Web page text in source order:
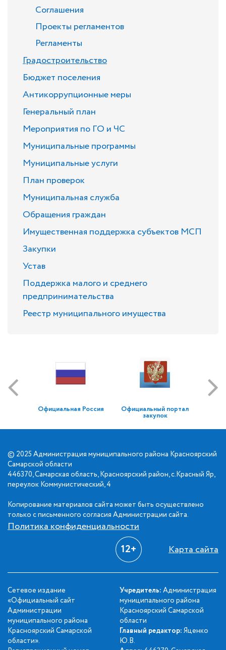
Соглашения
Проекты регламентов
Регламенты
Градостроительство
Бюджет поселения
Антикоррупционные меры
Генеральный план
Мероприятия по ГО и ЧС
Муниципальные программы
Муниципальные услуги
План проверок
Муниципальная служба
Обращения граждан
Имущественная поддержка субъектов МСП
Закупки
Устав
Поддержка малого и среднего
предпринимательства
Реестр муниципального имущества
Официальная Россия Официальный портал
закупок
© 2025 Администрация муниципального района Красноярский
Самарской области
446370, Самарская область, Красноярский район, с.Красный Яр,
переулок Коммунистический, 4
Копирование материалов сайта может быть осуществлено
только с письменного согласия Администрации сайта.
Политика конфиденциальности
12+ Карта сайта
Сетевое издание
«Официальный сайт
Администрации
муниципального района
Красноярский Самарской
области».
Учредитель: Администрация
муниципального района
Красноярский Самарской
области
Главный редактор: Яценко
Ю.В.